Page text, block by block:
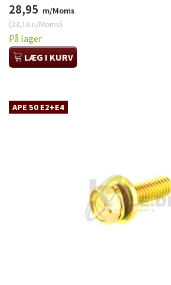
28,95 m/Moms
(23,16 u/Moms)
På lager
LÆG I KURV
APE 50 E2+E4